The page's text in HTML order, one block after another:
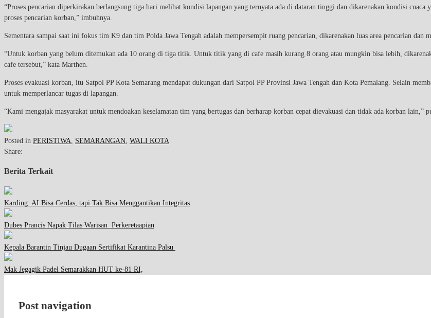
“Proses pencarian diperkirakan berlangsung tiga hari melihat kondisi lapangan yang ternyata ada di dataran tinggi dan dikarenakan kondisi
proses pencarian korban,” imbuhnya.
Sementara sampai saat ini fokus tim K9 dan tim Polda Jawa Tengah adalah mempersempit ruang pencarian, dikarenakan luas area pencarian dan
“Untuk korban yang belum ditemukan ada 10 orang di tiga titik. Untuk titik yang di cafe masih kurang 8 orang atau mungkin bisa lebih,
cafe tersebut,” kata Marthen.
Proses evakuasi korban, itu Satpol PP Kota Semarang mendapat dukungan dari Satpol PP Provinsi Jawa Tengah dan Kota Pemalang. Selain
untuk memperlancar tugas di lapangan.
“Kami mengajak masyarakat untuk mendoakan keselamatan tim yang bertugas dan berharap korban cepat dievakuasi dan tidak ada korban lain,”
Posted in PERISTIWA SEMARANGAN WALI KOTA
Share:
Berita Terkait
Karding: AI Bisa Cerdas, tapi Tak Bisa Menggantikan Integritas
Dubes Prancis Napak Tilas Warisan Perkeretaapian
Kepala Barantin Tinjau Dugaan Sertifikat Karantina Palsu
Mak Jegagik Padel Semarakkan HUT ke-81 RI,
Post navigation